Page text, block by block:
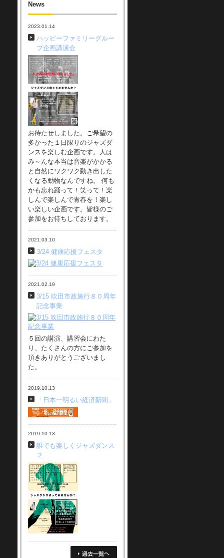
News
2023.01.14
ハッピーファミリーグルー
プ企画講演会
お待たせしました。ご希望の
多かった１日限りのジャズダ
ンスを楽しむ企画です。人は
み～んな本当は音楽がかかる
と自然にワクワク動き出した
くなる動物なんですね。 何も
かも忘れ踊って！笑って！楽
しんで楽しんで青春を！楽し
い楽しい企画です。皆様のご
参加をお待ちしております。
2021.03.10
3/24 健康応援フェスタ
2021.02.19
3/15 吹田市政施行８０周年
記念事業
５回の講演、講習会にわた
り、たくさんの方にご参加を
頂きありがとうございまし
た。
2019.10.13
「日本一明るい経済新聞」
2019.10.13
誰でも楽しくジャズダンス
２